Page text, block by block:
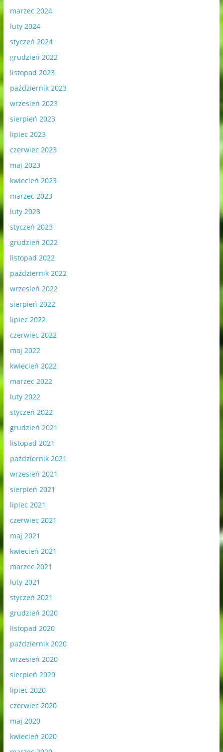
marzec 2024
luty 2024
styczeń 2024
grudzień 2023
listopad 2023
październik 2023
wrzesień 2023
sierpień 2023
lipiec 2023
czerwiec 2023
maj 2023
kwiecień 2023
marzec 2023
luty 2023
styczeń 2023
grudzień 2022
listopad 2022
październik 2022
wrzesień 2022
sierpień 2022
lipiec 2022
czerwiec 2022
maj 2022
kwiecień 2022
marzec 2022
luty 2022
styczeń 2022
grudzień 2021
listopad 2021
październik 2021
wrzesień 2021
sierpień 2021
lipiec 2021
czerwiec 2021
maj 2021
kwiecień 2021
marzec 2021
luty 2021
styczeń 2021
grudzień 2020
listopad 2020
październik 2020
wrzesień 2020
sierpień 2020
lipiec 2020
czerwiec 2020
maj 2020
kwiecień 2020